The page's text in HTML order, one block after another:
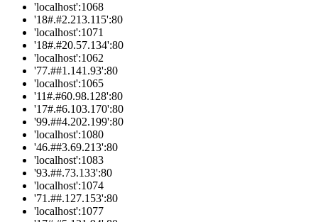
'localhost':1068
'18#.#2.213.115':80
'localhost':1071
'18#.#20.57.134':80
'localhost':1062
'77.##1.141.93':80
'localhost':1065
'11#.#60.98.128':80
'17#.#6.103.170':80
'99.##4.202.199':80
'localhost':1080
'46.##3.69.213':80
'localhost':1083
'93.##.73.133':80
'localhost':1074
'71.##.127.153':80
'localhost':1077